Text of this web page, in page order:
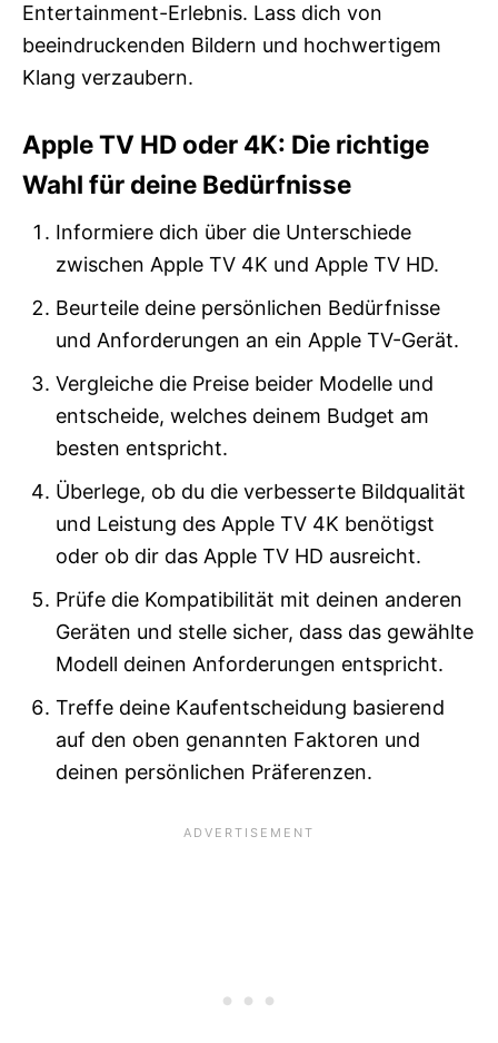
Entertainment-Erlebnis. Lass dich von
beeindruckenden Bildern und hochwertigem
Klang verzaubern.
Apple TV HD oder 4K: Die richtige
Wahl für deine Bedürfnisse
Informiere dich über die Unterschiede
zwischen Apple TV 4K und Apple TV HD.
Beurteile deine persönlichen Bedürfnisse
und Anforderungen an ein Apple TV-Gerät.
Vergleiche die Preise beider Modelle und
entscheide, welches deinem Budget am
besten entspricht.
Überlege, ob du die verbesserte Bildqualität
und Leistung des Apple TV 4K benötigst
oder ob dir das Apple TV HD ausreicht.
Prüfe die Kompatibilität mit deinen anderen
Geräten und stelle sicher, dass das gewählte
Modell deinen Anforderungen entspricht.
Treffe deine Kaufentscheidung basierend
auf den oben genannten Faktoren und
deinen persönlichen Präferenzen.